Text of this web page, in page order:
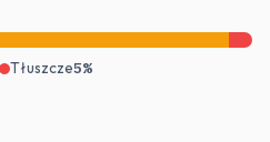
Tłuszcze5%